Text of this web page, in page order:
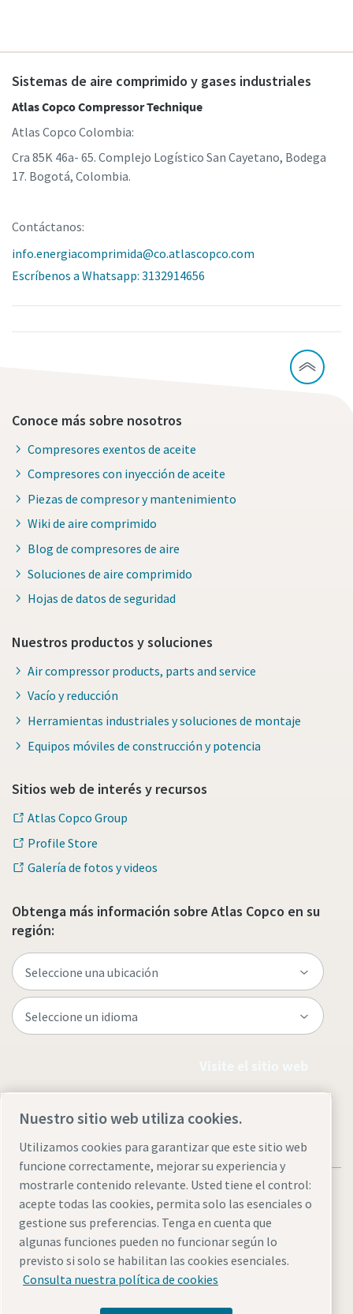
Sistemas de aire comprimido y gases industriales
Atlas Copco Compressor Technique
Atlas Copco Colombia:
Cra 85K 46a- 65. Complejo Logístico San Cayetano, Bodega
17. Bogotá, Colombia.
Contáctanos:
info.energiacomprimida@co.atlascopco.com
Escríbenos a Whatsapp: 3132914656
Conoce más sobre nosotros
Compresores exentos de aceite
Compresores con inyección de aceite
Piezas de compresor y mantenimiento
Wiki de aire comprimido
Blog de compresores de aire
Soluciones de aire comprimido
Hojas de datos de seguridad
Nuestros productos y soluciones
Air compressor products, parts and service
Vacío y reducción
Herramientas industriales y soluciones de montaje
Equipos móviles de construcción y potencia
Sitios web de interés y recursos
Atlas Copco Group
Profile Store
Galería de fotos y videos
Obtenga más información sobre Atlas Copco en su
región:
Avisos legales y de privacidadAdministrar cookies
Accesibilidad
Mapa del sitio
© 2026 Atlas Copco AB
Nuestro sitio web utiliza cookies.
Utilizamos cookies para garantizar que este sitio web
funcione correctamente, mejorar su experiencia y
mostrarle contenido relevante. Usted tiene el control:
acepte todas las cookies, permita solo las esenciales o
gestione sus preferencias. Tenga en cuenta que
algunas funciones pueden no funcionar según lo
previsto si solo se habilitan las cookies esenciales.
Consulta nuestra política de cookies